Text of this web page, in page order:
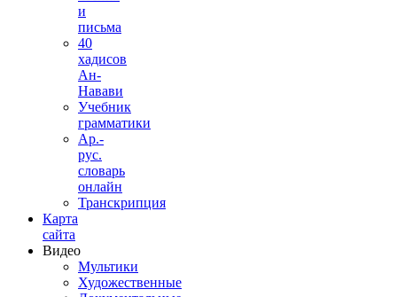
и
письма
40
хадисов
Ан-
Навави
Учебник
грамматики
Ар.-
рус.
словарь
онлайн
Транскрипция
Карта
сайта
Видео
Мультики
Художественные